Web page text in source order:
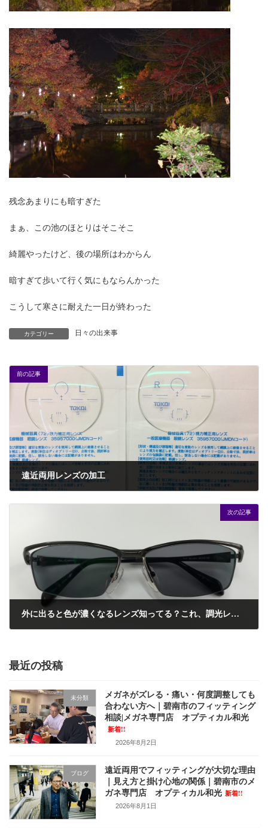
残念あまりにも暗すぎた
まぁ、この池のほとりはそこそこ
綺麗やったけど、後の場所はわからん
暗すぎて歩いて行く気にもならんかった
こうして寒さに耐えた一日が終わった
カテゴリー 日々の出来事
前の記事
遠近両用レンズの加工
次の記事
外に出ると色が濃くなるレンズ知ってる？これ、調光レンズって言いまんねん！
最近の投稿
未分類
メガネがズレる・痛い・何度調整しても
合わない方へ｜碧南市のフィッティング
相談|メガネ専門店 オプティカル和光
新着!!
2026年8月2日
ブログ
遠近両用でフィッティングが大切な理由
｜見え方と掛け心地の関係｜碧南市のメ
ガネ専門店 オプティカル和光 新着!!
2026年8月1日